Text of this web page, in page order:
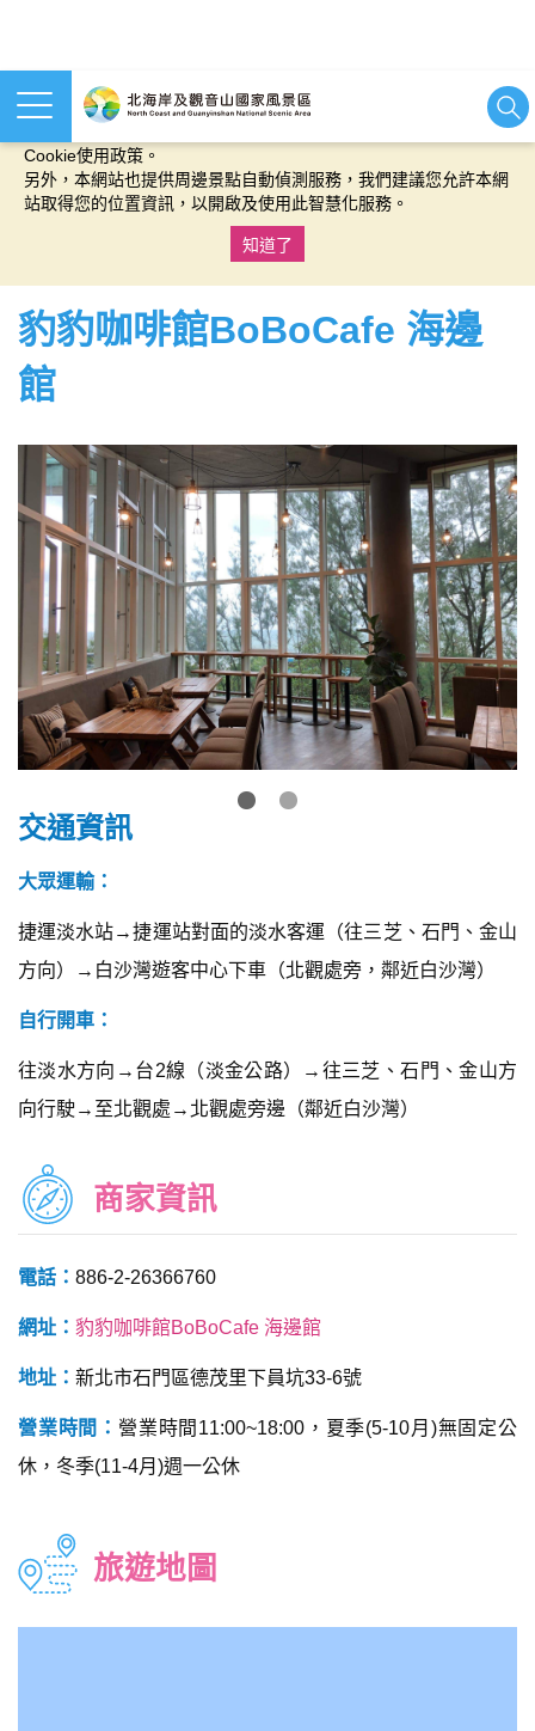
本網站使用cookies等相關技術以持續優化網站服務，並有助於為
Cookie使用政策。
另外，本網站也提供周邊景點自動偵測服務，我們建議您允許本網
站取得您的位置資訊，以開啟及使用此智慧化服務。
知道了
豹豹咖啡館BoBoCafe 海邊
館
交通資訊
大眾運輸：
捷運淡水站→捷運站對面的淡水客運（往三芝、石門、金山
方向）→白沙灣遊客中心下車（北觀處旁，鄰近白沙灣）
自行開車：
往淡水方向→台2線（淡金公路）→往三芝、石門、金山方
向行駛→至北觀處→北觀處旁邊（鄰近白沙灣）
商家資訊
電話： 886-2-26366760
網址： 豹豹咖啡館BoBoCafe 海邊館
地址： 新北市石門區德茂里下員坑33-6號
營業時間： 營業時間11:00~18:00，夏季(5-10月)無固定公
休，冬季(11-4月)週一公休
旅遊地圖